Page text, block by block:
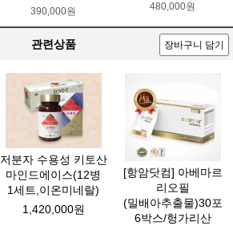
390,000원
480,000원
관련상품 장바구니 담기
저분자 수용성 키토산
마인드에이스(12병
1세트,이온미네랄)
1,420,000원
[항암닷컴] 아베마르
리오필
(밀배아추출물)30포
6박스/헝가리산